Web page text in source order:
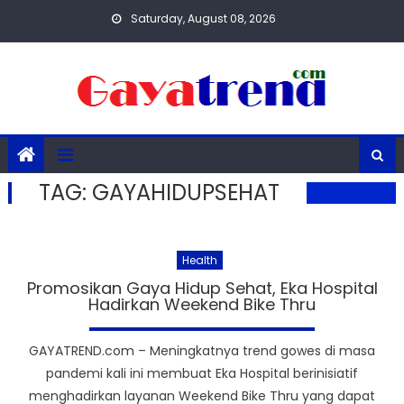
Saturday, August 08, 2026
TAG: GAYAHIDUPSEHAT
Health
Promosikan Gaya Hidup Sehat, Eka Hospital
Hadirkan Weekend Bike Thru
GAYATREND.com – Meningkatnya trend gowes di masa
pandemi kali ini membuat Eka Hospital berinisiatif
menghadirkan layanan Weekend Bike Thru yang dapat